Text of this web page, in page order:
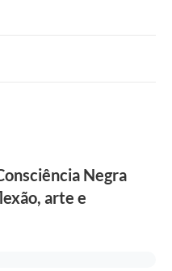
Negra
arte e